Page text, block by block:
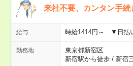
来社不要、カンタン手
給与 時給1414円～ ▼日払
勤務地
東京都新宿区
新宿駅から徒歩/ 新宿